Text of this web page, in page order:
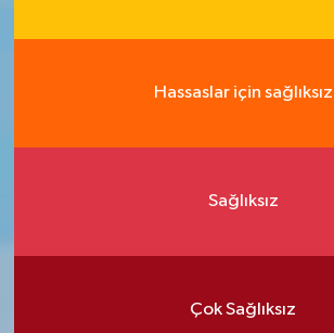
Hassaslar için sağlıksız
Sağlıksız
Çok Sağlıksız